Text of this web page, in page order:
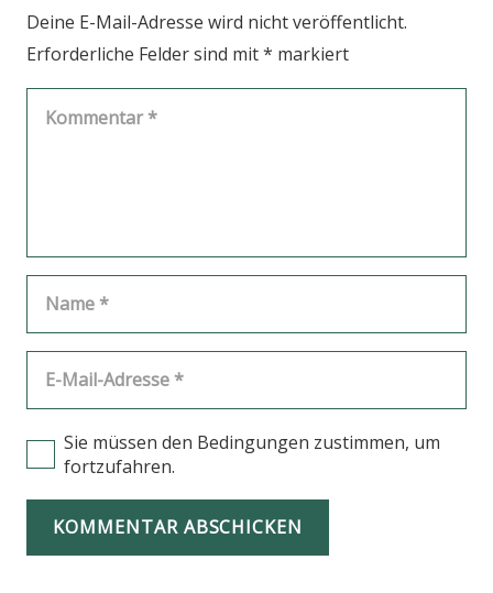
Deine E-Mail-Adresse wird nicht veröffentlicht.
Erforderliche Felder sind mit* markiert
Sie müssen den Bedingungen zustimmen, um
fortzufahren.
KOMMENTAR ABSCHICKEN